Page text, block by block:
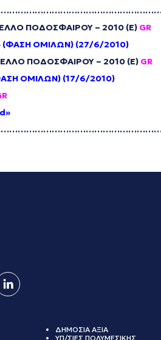
ΠΟΔΟΣΦΑΙΡΟΥ – 2010 (Ε) GR
(ΦΑΣΗ ΟΜΙΛΩΝ) (27/6/2010)
ΠΟΔΟΣΦΑΙΡΟΥ – 2010 (Ε) GR
ΟΜΙΛΩΝ) (17/6/2010)
ΔΗΜΟΣΙΑ ΑΞΙΑ
ΥΠ/ΣΙΕΣ ΠΟΛΥΜΕΣΙΚΗΣ